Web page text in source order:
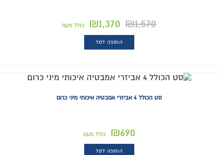
₪1,570
₪1,370 כולל מעמ
הוספה לסל
סט הכולל 4 אביזרי אמבטיה איכותי מיני כרום
₪690 כולל מעמ
הוספה לסל